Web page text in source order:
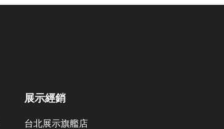
展示經銷
台北展示旗艦店